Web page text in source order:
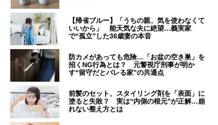
【帰省ブルー】「うちの親、気を使わなくて
いいから」 能天気な夫に絶望…義実家
で“孤立”した36歳妻の本音
防カメがあっても危険…「お盆の空き巣」を
招くNG行為とは？ 元警視庁刑事が明か
す“留守だとバレる家”の共通点
前髪のセット、スタイリング剤を「表面」に
塗ると失敗？ 実は“内側の根元”が正解…崩
れない整え方とは